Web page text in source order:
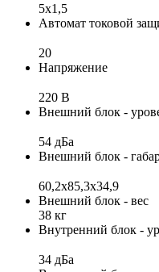
5x1,5
Автомат токовой
20
Напряжение
220 В
Внешний блок -
54 дБа
Внешний блок -
60,2x85,3x34,9
Внешний блок - вес
38 кг
Внутренний блок -
34 дБа